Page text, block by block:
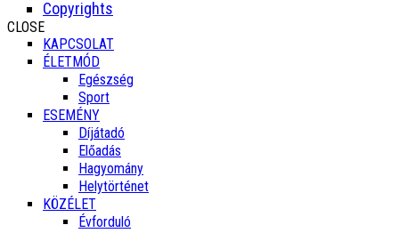
Copyrights
CLOSE
KAPCSOLAT
ÉLETMÓD
Egészség
Sport
ESEMÉNY
Díjátadó
Előadás
Hagyomány
Helytörténet
KÖZÉLET
Évforduló